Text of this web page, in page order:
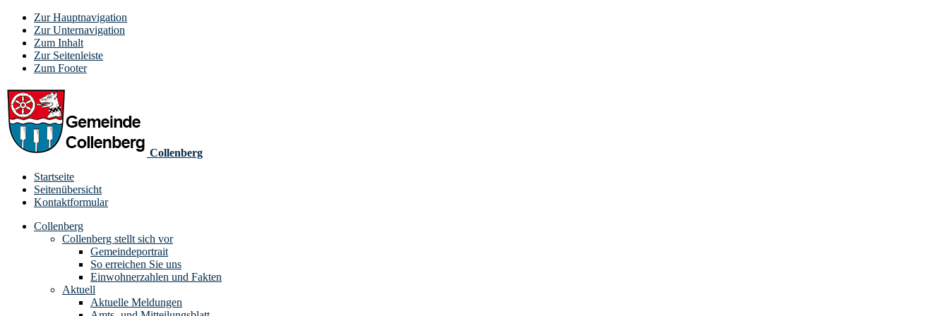
Zur Hauptnavigation
Zur Unternavigation
Zum Inhalt
Zur Seitenleiste
Zum Footer
Collenberg
Startseite
Seitenübersicht
Kontaktformular
Collenberg
Collenberg stellt sich vor
Gemeindeportrait
So erreichen Sie uns
Einwohnerzahlen und Fakten
Aktuell
Aktuelle Meldungen